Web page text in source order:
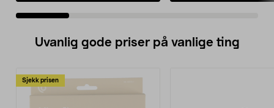
Uvanlig gode priser på vanlige ting
Sjekk prisen